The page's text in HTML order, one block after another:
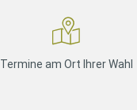
Termine am Ort Ihrer Wahl